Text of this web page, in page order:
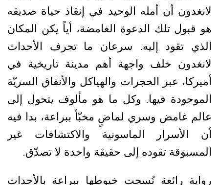
لانغدون أن أمله الوحيد في إنقاذ حياة صديقه
هو قبول تلك الدعوة الغامضة، أياً يكن المكان
الذي تقود إليه. سرعان ما تجرف الأحداث
لانغدون خلف واجهة أهم مدينة تاريخية في
أميركا، عبر الحجرات والهياكل والأنفاق السريّة
الموجودة فيها. وكل ما هو مألوف يتحول إلى
عالم غامض وسري لماضٍ مخبّأ ببراعة، بدا فيه
أن الأسرار الماسونية والاكتشافات غير
المسبوقة تقوده إلى حقيقة واحدة لا تصدّق.
رواية رائعة نُسجت خيوطها ببراعة بالأحداث